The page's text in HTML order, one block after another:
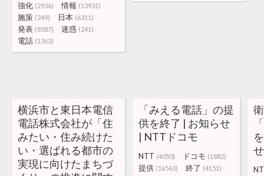
強化 (2936) 情報 (13931)
施策 (249) 日本 (6311)
発表 (8587) 迷惑 (241)
電話 (1363)
横浜市と東日本電信
電話株式会社が「住
みたい・住み続けた
い・選ばれる都市の
実現に向けたまちづ
「みえる電話」の提
供を終了 | お知らせ
| NTTドコモ
NTT (4050) ドコモ (1882)
提供 (16563) 終了 (4151)